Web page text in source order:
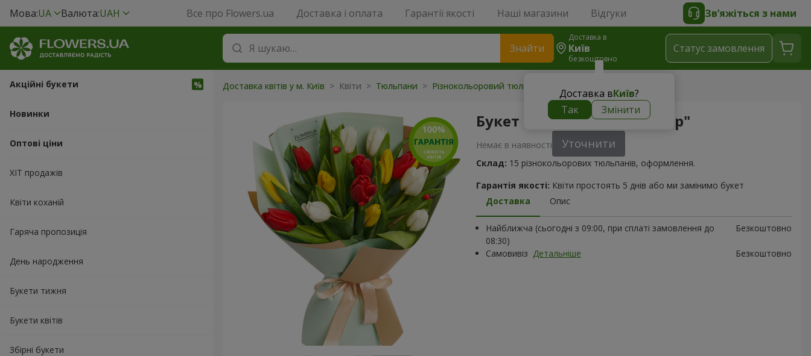
Мова:UA Валюта:UAH Все про Flowers.ua Доставка і оплата Гарантії якості Наші магазини Відгуки Зв’яжіться з нами
Знайти
Доставка в
Київ
безкоштовно
Доставка вКиїв?
Так
Змінити
Статус замовлення
Акційні букети
Новинки
Оптові ціни
ХІТ продажів
Квіти коханій
Гаряча пропозиція
День народження
Букети тижня
Букети квітів
Збірні букети
Доставка квітів у м. Київ > Квіти > Тюльпани > Різнокольоровий тюльпан
Букет "Романтичний вечір"
Немає в наявності Уточнити
Склад: 15 різнокольорових тюльпанів, оформлення.
Гарантія якості: Квіти простоять 5 днів або ми замінимо букет
Доставка
Опис
Найближча (сьогодні з 09:00, при сплаті замовлення до
08:30)
Безкоштовно
Самовивіз Детальніше Безкоштовно